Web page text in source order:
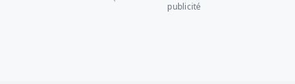
publicité